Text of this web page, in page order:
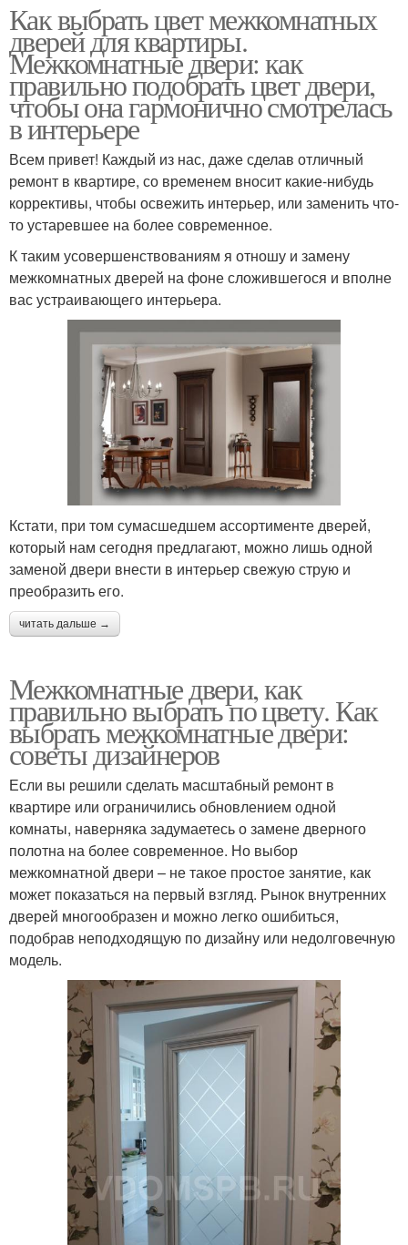
Как выбрать цвет межкомнатных
дверей для квартиры.
Межкомнатные двери: как
правильно подобрать цвет двери,
чтобы она гармонично смотрелась
в интерьере
Всем привет! Каждый из нас, даже сделав отличный
ремонт в квартире, со временем вносит какие-нибудь
коррективы, чтобы освежить интерьер, или заменить что-
то устаревшее на более современное.
К таким усовершенствованиям я отношу и замену
межкомнатных дверей на фоне сложившегося и вполне
вас устраивающего интерьера.
Кстати, при том сумасшедшем ассортименте дверей,
который нам сегодня предлагают, можно лишь одной
заменой двери внести в интерьер свежую струю и
преобразить его.
читать дальше →
Межкомнатные двери, как
правильно выбрать по цвету. Как
выбрать межкомнатные двери:
советы дизайнеров
Если вы решили сделать масштабный ремонт в
квартире или ограничились обновлением одной
комнаты, наверняка задумаетесь о замене дверного
полотна на более современное. Но выбор
межкомнатной двери – не такое простое занятие, как
может показаться на первый взгляд. Рынок внутренних
дверей многообразен и можно легко ошибиться,
подобрав неподходящую по дизайну или недолговечную
модель.